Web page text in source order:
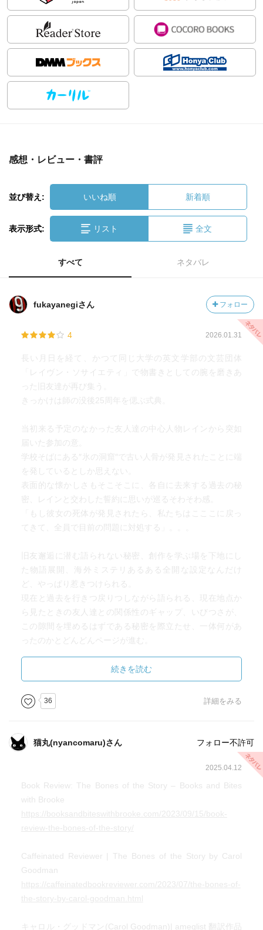
感想・レビュー・書評
並び替え: いいね順 新着順
表示形式: リスト 全文
すべて ネタバレ
fukayanegiさん フォロー
4 2026.01.31
長い月日を経て、かつて同じ大学の英文学部の文芸団体
「レイヴン・ソサイエティ」で物書きとしての腕を磨きあ
った旧友達が再び集う。
きっかけは師の没後25周年を偲ぶ式典。
当初来る予定のなかった友人達の中心人物レインから突如
届いた参加の意。
学校そばにある″氷の洞窟″で古い人骨が発見されたことに端
を発しているとしか思えない。
表面的な懐かしさもそこそこに、各自に去来する過去の秘
密、レインと交わした誓約に思いが巡るそわそわ感。
「もし彼女の死体が発見されたら、私たちはこここに戻っ
てきて、全員で目前の問題に対処する」。。。
旧友邂逅に潜む語られない秘密、創作を学ぶ場を下地にし
た物語展開、海外ミステリあるある全開な設定なんだけ
ど、やっぱり惹きつけられる。
現在と過去を行きつ戻りつしながら語られる、現在地点か
ら見たときの友人達との関係性のギャップ、いびつさが、
この隙間を埋めるはずである秘密を際立たせ、一体何があ
ったのかとどんどんページが進む。
で好感が持てるのも、この王道な展開にして飽きを感じさ
せずに物語に没入させてくれることに効いているのだと思
う。
突然の出席の意が届いた後は、ぱったりと音信不通。
待てど暮らせど現れる気配はない。
外は猛烈な吹雪が始まっており、立ち往生している可能性
もあるという現実的な説明もあるにはあるが、やはり何か
魂胆めいたものを想像してしまう面々の内面に巣食う不安
終盤のクリスティオマージュ的な展開になってからは、ば
解説三橋さんによれば、当時は『飛蝗の農場』や『半身』
続きを読む
36 詳細をみる
猫丸(nyancomaru)さん フォロー不許可
2025.04.12
Book Review: The Bones of the Story – Books and Bites
with Brooke
Caffeinated Reviewer | The Bones of the Story by Carol
Goodman
キャロル・グッドマン(Carol Goodman)| ameqlist 翻訳作品